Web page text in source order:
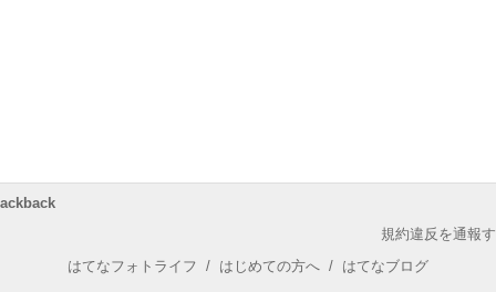
規約違反を通報
はてなフォトライフ / はじめての方へ / はてなブログ